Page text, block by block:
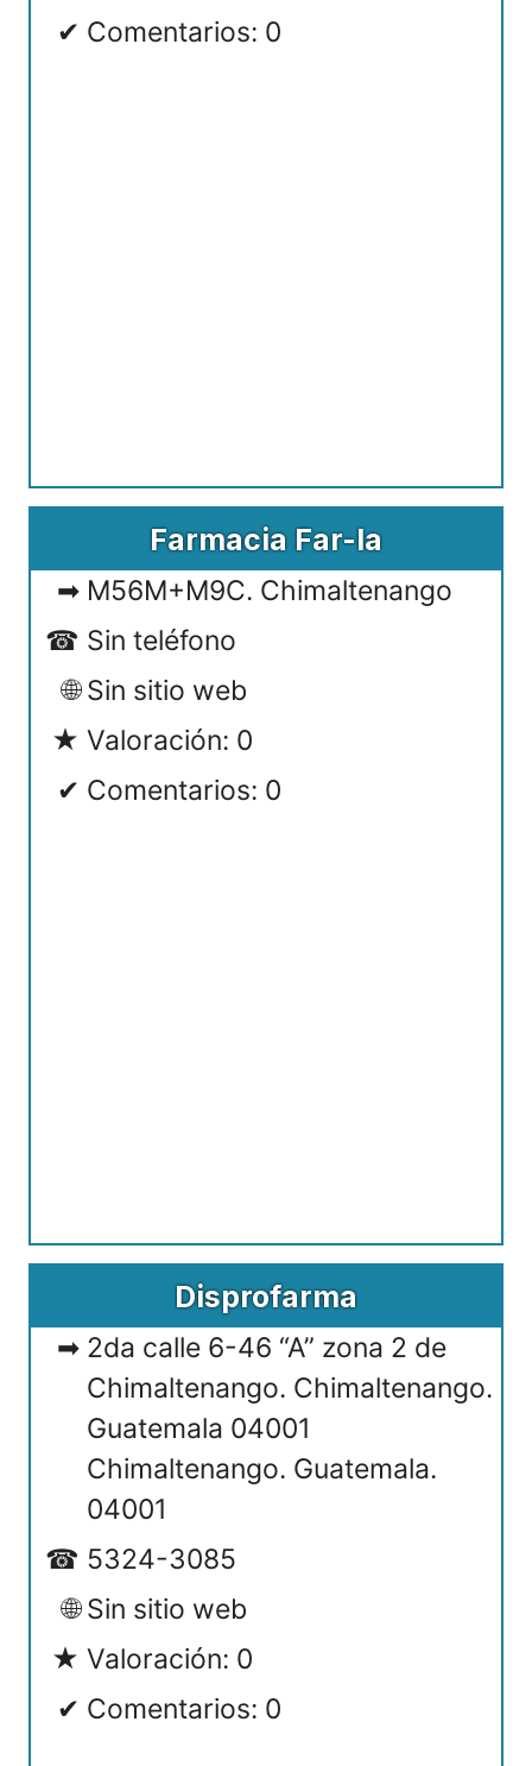
Comentarios: 0
Farmacia Far-la
M56M+M9C. Chimaltenango
Sin teléfono
Sin sitio web
Valoración: 0
Comentarios: 0
Disprofarma
2da calle 6-46 “A” zona 2 de
Chimaltenango. Chimaltenango.
Guatemala 04001
Chimaltenango. Guatemala.
04001
5324-3085
Sin sitio web
Valoración: 0
Comentarios: 0